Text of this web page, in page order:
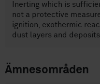
Inerting which is
not a protective
ignition, exothermic
dust layers and
Ämnesområden